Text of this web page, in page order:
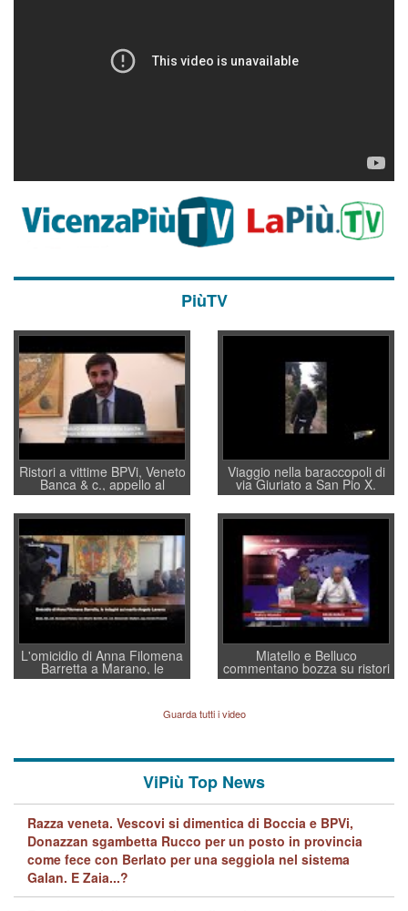
PiùTV
Ristori a vittime BPVi, Veneto
Banca & c., appello al
sottosegretario Alessio
Villarosa: per mettere ordine
convochi con Di Maio CNCU
a supporto della cabina di
regia al Mef
Viaggio nella baraccopoli di
via Giuriato a San Pio X.
Vicenza ai Vicentini: “faremo
un regalo di Natale ai
residenti”
L'omicidio di Anna Filomena
Barretta a Marano, le
indagini dei carabinieri di
quelle di... Barbara D'Urso
Miatello e Belluco
commentano bozza su ristori
BPVi e Veneto Banca
Guarda tutti i video
ViPiù Top News
Razza veneta. Vescovi si dimentica di Boccia e BPVi,
Donazzan sgambetta Rucco per un posto in provincia
come fece con Berlato per una seggiola nel sistema
Galan. E Zaia...?